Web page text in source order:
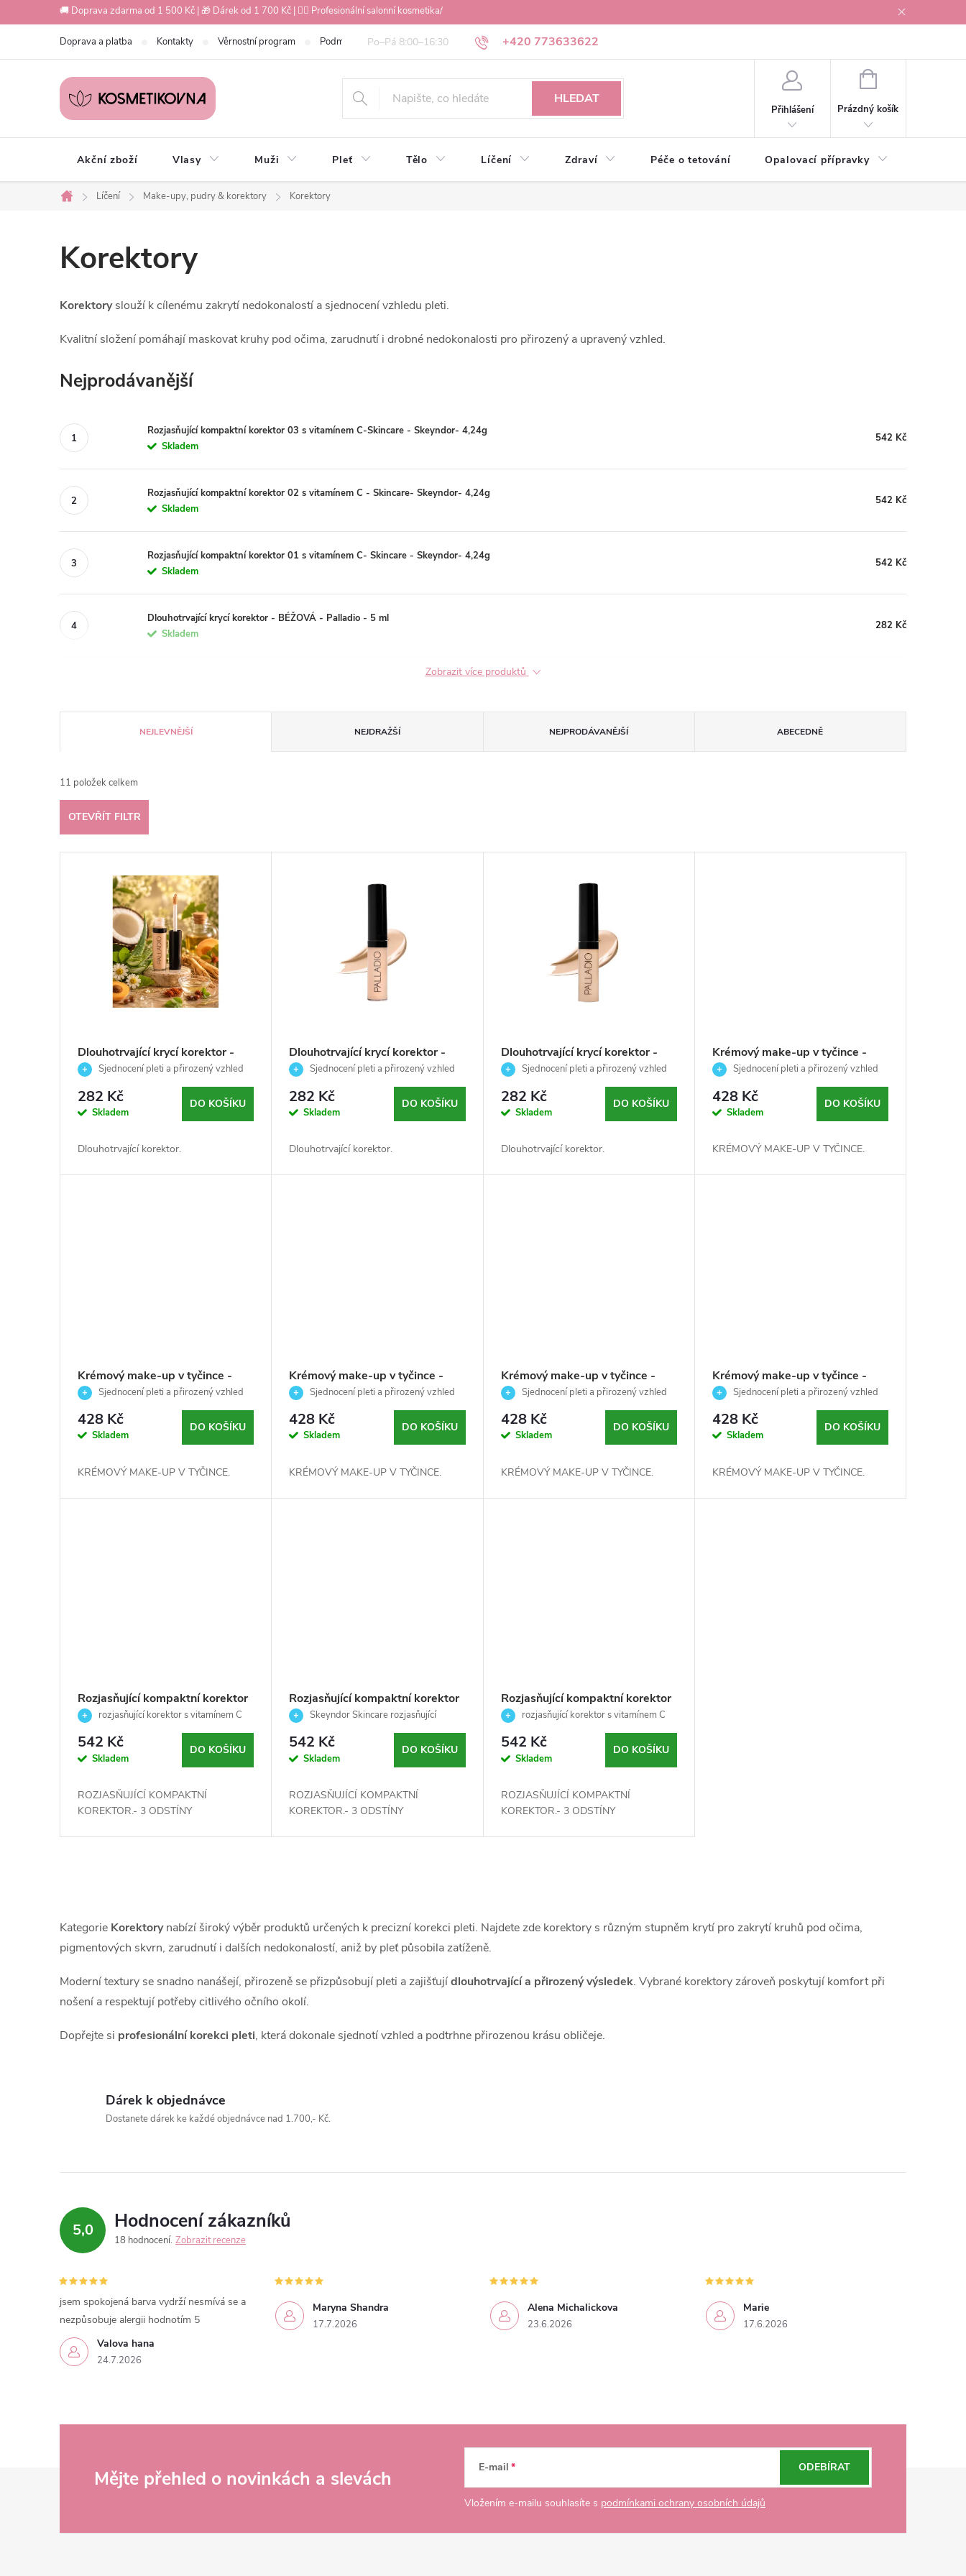
na
🚚 Doprava zdarma od 1 500 Kč | 🎁 Dárek od 1 700 Kč | 💇‍♀️ Profesionální salonní kosmetika/
+420 773633622
Doprava a platba Kontakty Věrnostní program Podmínky ochrany osobních údajů Obchodní podmínky Osobní odběr v Ostravě
HLEDAT
Přihlášení
NÁKUPNÍ
Prázdný košík
Akční zboží Vlasy Muži Pleť Tělo Líčení Zdraví Péče o tetování Opalovací přípravky
Domů
Líčení Make-upy, pudry & korektory Korektory
Korektory
Korektoryslouží k cílenému zakrytí nedokonalostí a sjednocení vzhledu pleti.
Kvalitní složení pomáhají maskovat kruhy pod očima, zarudnutí i drobné nedokonalosti pro přirozený a upravený vzhled.
Nejprodávanější
Rozjasňující kompaktní korektor 03 s vitamínem C-Skincare - Skeyndor- 4,24g
Skladem
542 Kč
Rozjasňující kompaktní korektor 02 s vitamínem C - Skincare- Skeyndor- 4,24g
Skladem
542 Kč
Rozjasňující kompaktní korektor 01 s vitamínem C- Skincare - Skeyndor- 4,24g
Skladem
542 Kč
Dlouhotrvající krycí korektor - BÉŽOVÁ - Palladio - 5 ml
Skladem
282 Kč
Zobrazit více produktů
a
z
e
NEJLEVNĚJŠÍ NEJDRAŽŠÍ NEJPRODÁVANĚJŠÍ ABECEDNĚ
11 položek celkem
OTEVŘÍT FILTR
Dlouhotrvající krycí korektor -
BÉŽOVÁ - Palladio - 5 ml
Sjednocení pleti a přirozený vzhled
282 Kč
Skladem
DO KOŠÍKU
Dlouhotrvající korektor.
Dlouhotrvající krycí korektor -
NUDE - Palladio - 5 ml
Sjednocení pleti a přirozený vzhled
282 Kč
Skladem
DO KOŠÍKU
Dlouhotrvající korektor.
Dlouhotrvající krycí korektor -
PORCELÁN - Palladio - 5 ml
Sjednocení pleti a přirozený vzhled
282 Kč
Skladem
DO KOŠÍKU
Dlouhotrvající korektor.
Krémový make-up v tyčince -
MANDLE - Palladio- 7 g
Sjednocení pleti a přirozený vzhled
428 Kč
Skladem
DO KOŠÍKU
KRÉMOVÝ MAKE-UP V TYČINCE.
Krémový make-up v tyčince -
MEDOVĚ ZLATÁ -Palladio- 7 g
Sjednocení pleti a přirozený vzhled
428 Kč
Skladem
DO KOŠÍKU
KRÉMOVÝ MAKE-UP V TYČINCE.
Krémový make-up v tyčince -
PŘÍRODNÍ BÉŽOVÁ - Palladio -
7 g
Sjednocení pleti a přirozený vzhled
428 Kč
Skladem
DO KOŠÍKU
KRÉMOVÝ MAKE-UP V TYČINCE.
Krémový make-up v tyčince -
SKOŘICE - Palladio-7 g
Sjednocení pleti a přirozený vzhled
428 Kč
Skladem
DO KOŠÍKU
KRÉMOVÝ MAKE-UP V TYČINCE.
Krémový make-up v tyčince -
SMETANOVÁ -Palladio- 7 g
Sjednocení pleti a přirozený vzhled
428 Kč
Skladem
DO KOŠÍKU
KRÉMOVÝ MAKE-UP V TYČINCE.
Rozjasňující kompaktní korektor
01 s vitamínem C- Skincare -
Skeyndor- 4,24g
rozjasňující korektor s vitamínem C
542 Kč
Skladem
DO KOŠÍKU
ROZJASŇUJÍCÍ KOMPAKTNÍ
KOREKTOR.- 3 ODSTÍNY
Rozjasňující kompaktní korektor
02 s vitamínem C - Skincare-
Skeyndor- 4,24g
Skeyndor Skincare rozjasňující
kompaktní korektor 02 s vitamínem C
4,24 g
542 Kč
Skladem
DO KOŠÍKU
ROZJASŇUJÍCÍ KOMPAKTNÍ
KOREKTOR.- 3 ODSTÍNY
Rozjasňující kompaktní korektor
03 s vitamínem C-Skincare -
Skeyndor- 4,24g
rozjasňující korektor s vitamínem C
542 Kč
Skladem
DO KOŠÍKU
ROZJASŇUJÍCÍ KOMPAKTNÍ
KOREKTOR.- 3 ODSTÍNY
v
l
á
d
a
v
k
y
ý
p
i
Kategorie Korektorynabízí široký výběr produktů určených k precizní korekci pleti. Najdete zde korektory s různým stupněm krytí pro zakrytí kruhů pod očima,
pigmentových skvrn, zarudnutí i dalších nedokonalostí, aniž by pleť působila zatíženě.
Moderní textury se snadno nanášejí, přirozeně se přizpůsobují pleti a zajišťujídlouhotrvající a přirozený výsledek. Vybrané korektory zároveň poskytují komfort při
nošení a respektují potřeby citlivého očního okolí.
Dopřejte si profesionální korekci pleti, která dokonale sjednotí vzhled a podtrhne přirozenou krásu obličeje.
Dárek k objednávce
Dostanete dárek ke každé objednávce nad 1.700,- Kč.
5,0 Hodnocení zákazníků
18 hodnocení Zobrazit recenze
Valova hana
24.7.2026
jsem spokojená barva vydrží nesmívá se a
nezpůsobuje alergii hodnotím 5
Maryna Shandra
17.7.2026
Alena Michalickova
23.6.2026
Marie
17.6.2026
Mějte přehled o novinkách a slevách E-mail
Vložením e-mailu souhlasíte s podmínkami ochrany osobních údajů
ODEBÍRAT